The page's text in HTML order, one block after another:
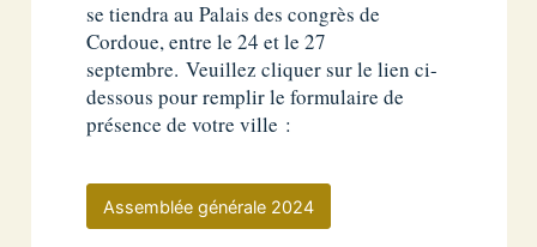
se tiendra au Palais des congrès de
Cordoue, entre le 24 et le 27
septembre. Veuillez cliquer sur le lien ci-
dessous pour remplir le formulaire de
présence de votre ville :
Assemblée générale 2024